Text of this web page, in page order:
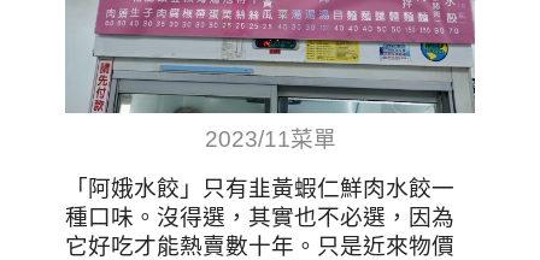
2023/11菜單
「阿娥水餃」只有韭黃蝦仁鮮肉水餃一
種口味。沒得選，其實也不必選，因為
它好吃才能熱賣數十年。只是近來物價